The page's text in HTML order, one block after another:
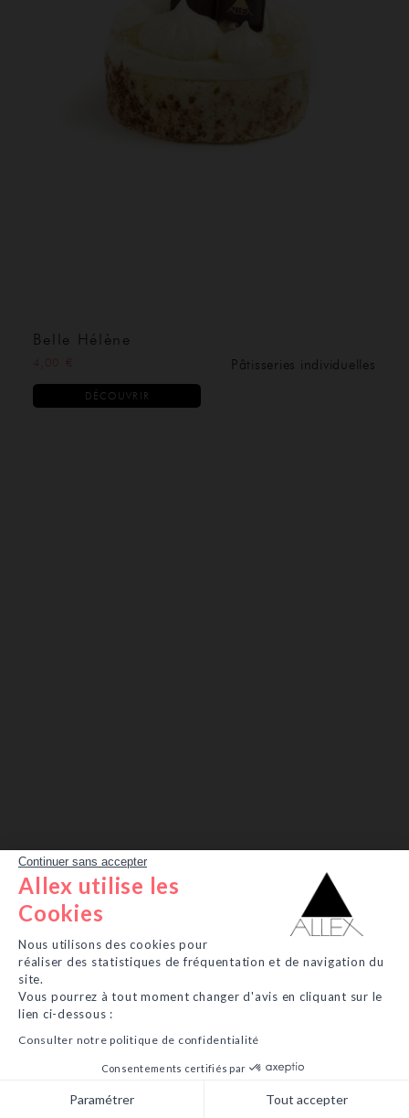
Belle Hélène
Pâtisseries individuelles
DÉCOUVRIR
Continuer sans accepter
Allex utilise les
Cookies
Nous utilisons des cookies pour
réaliser des statistiques de fréquentation et de navigation du
site.
Vous pourrez à tout moment changer d'avis en cliquant sur le
lien ci-dessous :
Consulter notre politique de confidentialité
Consentements certifiés par
Paramétrer Tout accepter